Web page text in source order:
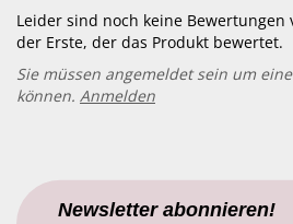
Leider sind noch keine Bewertungen
der Erste, der das Produkt bewertet.
Sie müssen angemeldet sein um
können. Anmelden
Newsletter abonnieren!